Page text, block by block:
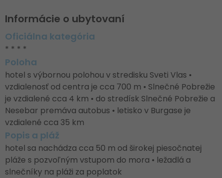
Informácie o ubytovaní
Oficiálna kategória
* * * *
Poloha
hotel s výbornou polohou v stredisku Sveti Vlas •
vzdialenosť od centra je cca 700 m • Slnečné Pobrežie
je vzdialené cca 4 km • do stredísk Slnečné Pobrežie a
Nesebar premáva autobus • letisko v Burgase je
vzdialené cca 35 km
Popis a pláž
hotel sa nachádza cca 50 m od širokej piesočnatej
pláže s pozvoľným vstupom do mora • ležadlá a
slnečníky na pláži za poplatok